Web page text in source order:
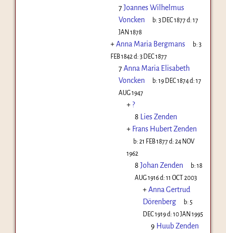
7Joannes Wilhelmus
Voncken
b:3 DEC 1877d:17
JAN 1878
+Anna Maria Bergmans b:3
FEB 1842 d: 3 DEC 1877
7Anna Maria Elisabeth
Voncken
b:19 DEC 1874d:17
AUG 1947
+ ?
8 Lies Zenden
+ Frans Hubert Zenden
b:21 FEB 1877d:24 NOV
1962
8 Johan Zenden b:18
AUG 1916d: 11 OCT 2003
+Anna Gertrud
Dörenberg
b: 5
DEC 1919d: 10 JAN 1995
9 Huub Zenden